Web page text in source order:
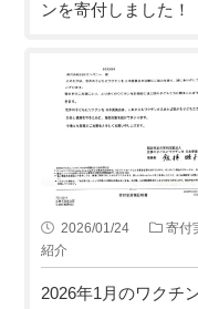
ンを寄付しました！
2026/01/24
寄付
紹介
2026年1月のワクチ